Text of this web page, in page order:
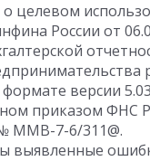
целевом
России от
версии
приказом ФНС
ММВ-7-6/311@.
выявленные